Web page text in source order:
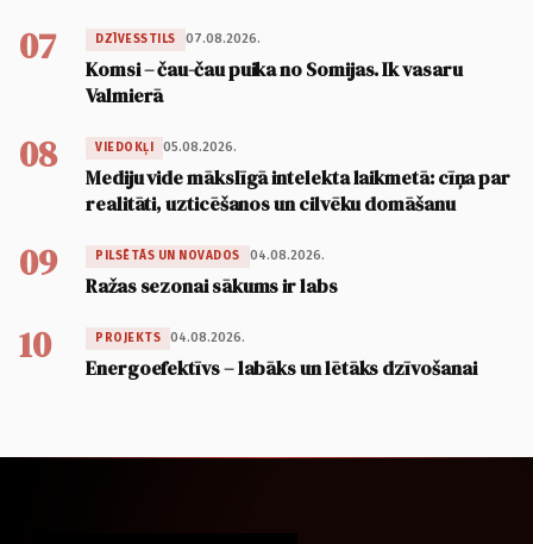
07 DZĪVESSTILS 07.08.2026.
Komsi – čau-čau puika no Somijas. Ik vasaru
Valmierā
08 VIEDOKĻI 05.08.2026.
Mediju vide mākslīgā intelekta laikmetā: cīņa par
realitāti, uzticēšanos un cilvēku domāšanu
09 PILSĒTĀS UN NOVADOS 04.08.2026.
Ražas sezonai sākums ir labs
10 PROJEKTS 04.08.2026.
Energoefektīvs – labāks un lētāks dzīvošanai